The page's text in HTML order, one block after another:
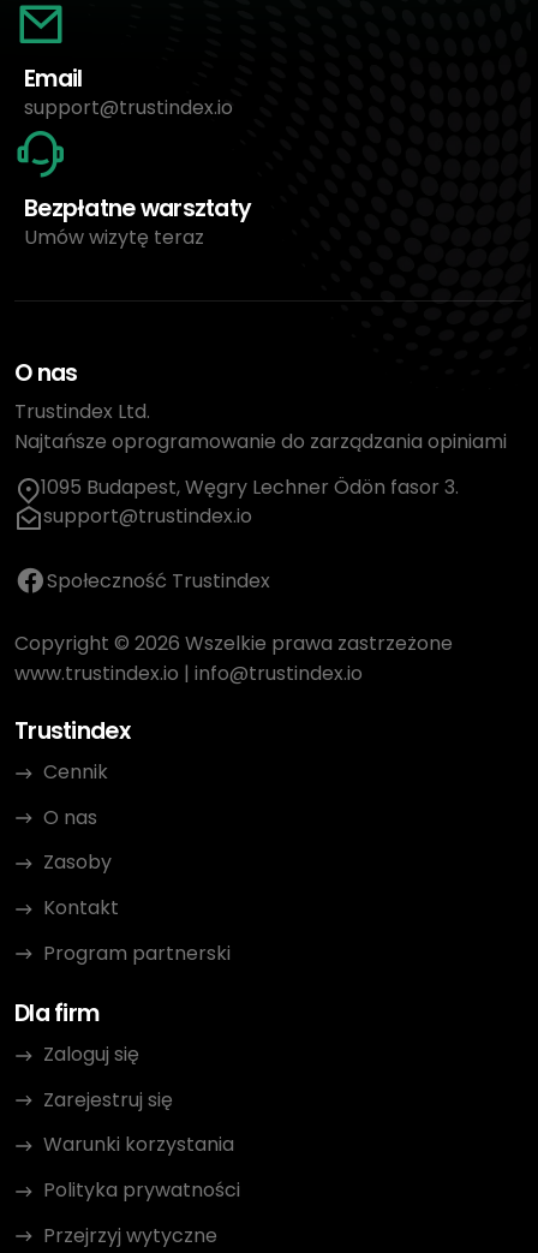
Email
support@trustindex.io
Bezpłatne warsztaty
Umów wizytę teraz
O nas
Trustindex Ltd.
Najtańsze oprogramowanie do zarządzania opiniami
1095 Budapest, Węgry Lechner Ödön fasor 3.
support@trustindex.io
Społeczność Trustindex
Copyright © 2026 Wszelkie prawa zastrzeżone
www.trustindex.io | info@trustindex.io
Trustindex
Cennik
O nas
Zasoby
Kontakt
Program partnerski
Dla firm
Zaloguj się
Zarejestruj się
Warunki korzystania
Polityka prywatności
Przejrzyj wytyczne